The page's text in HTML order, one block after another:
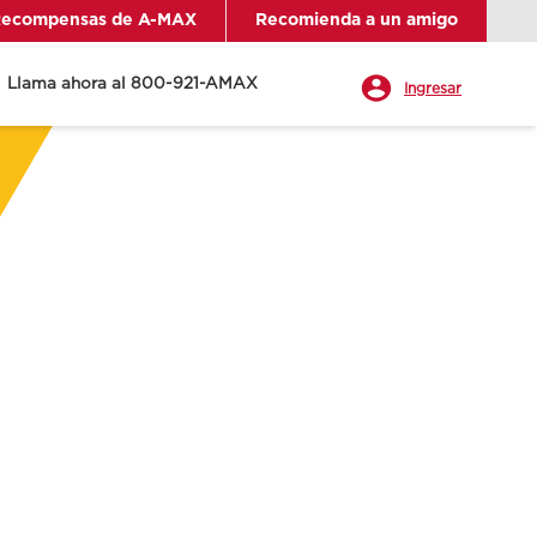
de A-MAX Recomienda a un amigo
Llama ahora al 800-921-AMAX Ingresar